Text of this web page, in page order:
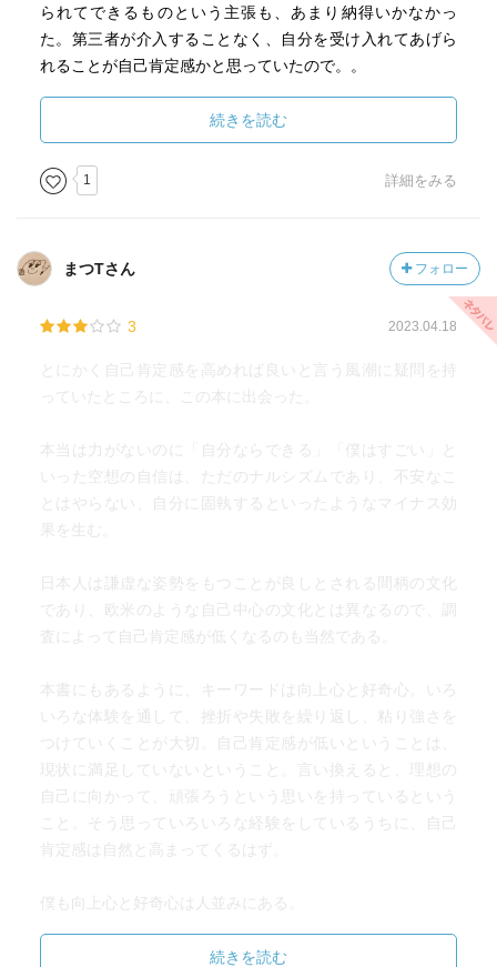
られてできるものという主張も、あまり納得いかなかっ
た。第三者が介入することなく、自分を受け入れてあげら
れることが自己肯定感かと思っていたので。。
によってまちまちだったりするのかもしれない。
一方で、自己肯定感の評価指標は問題は興味深かった。日
本は欧米と比べて自己肯定感が低くなるという評価結果に
価値観だったり、極端な解答を避ける性質が影響している
とのこと。
意外と日本人は、見えない部分の自己肯定感は、実はそん
なに低くないじゃないかという見方は面白いなと思った。
続きを読む
1 詳細をみる
まつTさん フォロー
3 2023.04.18
とにかく自己肯定感を高めれば良いと言う風潮に疑問を持
っていたところに、この本に出会った。
本当は力がないのに「自分ならできる」「僕はすごい」と
いった空想の自信は、ただのナルシズムであり、不安なこ
とはやらない、自分に固執するといったようなマイナス効
果を生む。
日本人は謙虚な姿勢をもつことが良しとされる間柄の文化
であり、欧米のような自己中心の文化とは異なるので、調
査によって自己肯定感が低くなるのも当然である。
本書にもあるように、キーワードは向上心と好奇心。いろ
いろな体験を通して、挫折や失敗を繰り返し、粘り強さを
つけていくことが大切。自己肯定感が低いということは、
現状に満足していないということ。言い換えると、理想の
自己に向かって、頑張ろうという思いを持っているという
こと。そう思っていろいろな経験をしているうちに、自己
肯定感は自然と高まってくるはず。
僕も向上心と好奇心は人並みにある。
続きを読む